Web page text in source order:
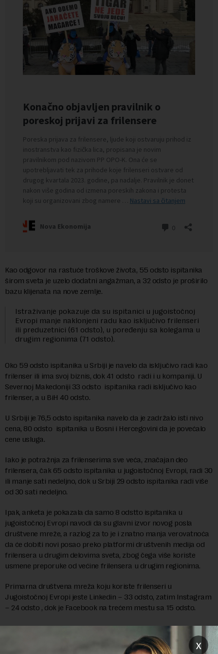
Kao odgovor na rastuće troškove života, 55 odsto ispitanika
širom sveta je uzelo dodatni angažman, a 32 odsto je proširilo
bazu klijenata na nove zemlje.
Istraživanje pokazuje da su ispitanici u jugoistočnoj
Evropi manje naklonjeni radu kao isključivo frilenseri
ili preduzetnici (61 odsto), u poređenju sa kolegama u
drugim regionima (71 odsto).
Oko 59 odsto ispitanika u Srbiji je navelo da isključivo radi kao
frilenser ili ima svoj biznis, dok 41 odsto radi i u kompaniji. U
Severnoj Makedoniji 33 odsto ispitanika radi isključivo kao
frilenser, a u BiH 40 odsto.
U Srbiji je 76,5 odsto ispitanika navelo da je zadržalo isti nivo
cena, 80 odsto ispitanika u Bosni i Hercegovini da je povećalo
cene usluga.
Iako je potražnja za frilenserima sve veća, značajan deo
frilensera, čak 65 odsto ispitanika u jugoistočnoj Evropi, radi 30
ili manje sati nedeljno, dok u Srbiji 29 odsto ispitanika radi više
od 30 sati nedeljno.
Ipak, anketa je pokazala da samo 8 odstto ispitanika u
jugoistočnoj Evropi navodi da su glavni izvor novog posla
društvene mreže, a razlog za to je i znatno manja verovatnoća
da će dobiti novi posao preko platformi društvenih medija od
frilensera u drugim delovima sveta, zbog čega više koriste
usmene preporuke od većine frilensera u drugim regionima.
Primarna društvena mreža koju koriste frilenseri u
Jugoistočnoj Evropi jeste Linkedin – 33 odsto, zatim Instagram
– 24 odsto , dok je Facebook na trećem mestu sa 15 odsto.
U Srbiji je nedavno usvojen nov način za oporezivanje radnika
na internetu, odnosno frilensera prema kome postoje dva
modela za određivanje te obaveze prema državi.
x